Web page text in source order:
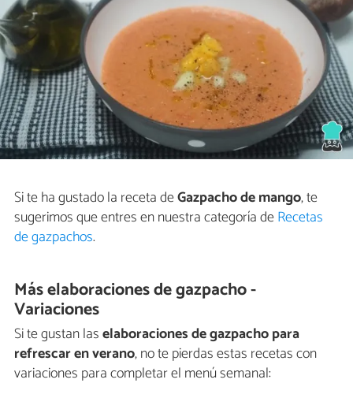
Si te ha gustado la receta deGazpacho de mango, te
sugerimos que entres en nuestra categoría deRecetas
de gazpachos.
Más elaboraciones de gazpacho -
Variaciones
Si te gustan laselaboraciones de gazpacho para
refrescar en verano, no te pierdas estas recetas con
variaciones para completar el menú semanal: